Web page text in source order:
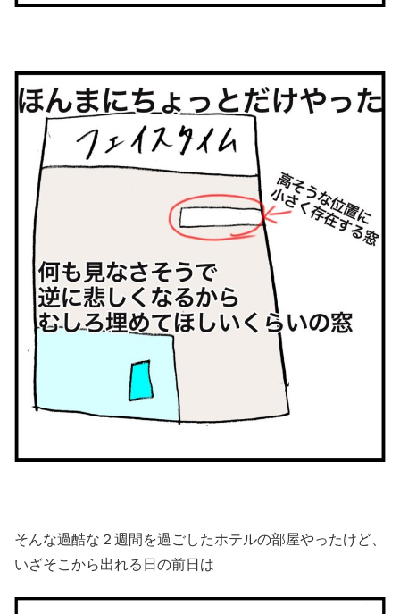
そんな過酷な２週間を過ごしたホテルの部屋やったけど、
いざそこから出れる日の前日は